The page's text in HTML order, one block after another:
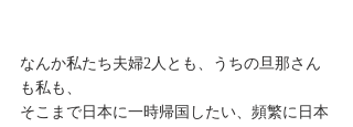
なんか私たち夫婦2人とも、うちの旦那さん
も私も、
そこまで日本に一時帰国したい、頻繁に日本